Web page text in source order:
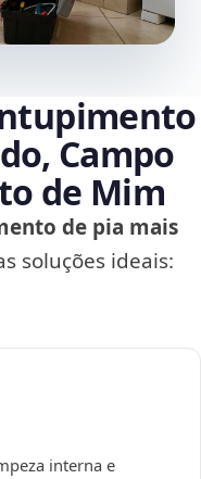
Campo
de Mim
de pia mais
soluções ideais:
interna e